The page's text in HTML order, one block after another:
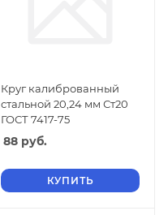
Круг калиброванный
стальной 20,24 мм Ст20
ГОСТ 7417-75
88 руб.
КУПИТЬ